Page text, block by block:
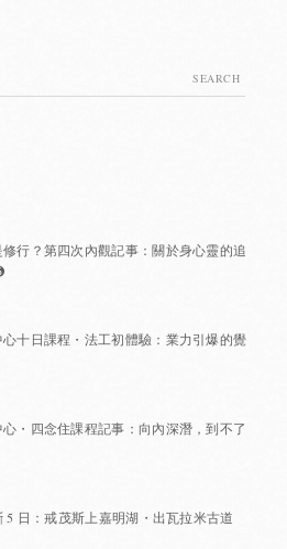
行？第四次內觀記事：關於身心靈的追
十日課程・法工初體驗：業力引爆的覺
・四念住課程記事：向內深潛，到不了
日：戒茂斯上嘉明湖・出瓦拉米古道